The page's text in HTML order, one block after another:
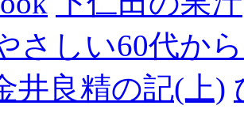
さしい60代から
井良精の記(上)